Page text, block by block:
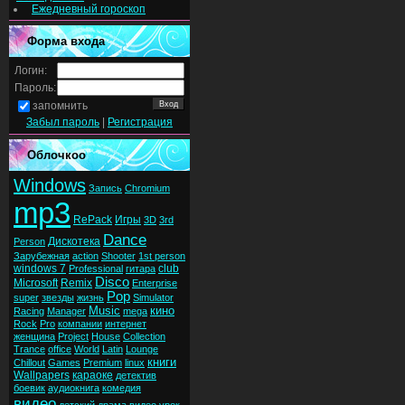
Ежедневный гороскоп
Форма входа
Логин:
Пароль:
запомнить
Забыл пароль
Регистрация
Облочкоо
Windows Запись Chromium
mp3 RePack Игры 3D 3rd
Person Дискотека Dance
Зарубежная action Shooter 1st person
windows 7 Professional гитара club
Microsoft Remix Disco Enterprise
super звезды жизнь Pop Simulator
Racing Manager Music mega кино
Rock Pro компании интернет
женщина Project House Collection
Trance office World Latin Lounge
Chillout Games Premium linux книги
Wallpapers караоке детектив
боевик аудиокнига комедия